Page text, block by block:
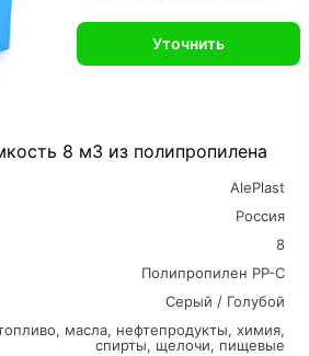
8 м3 из полипропилена
AlePlast
Россия
8
Полипропилен PP-C
Серый / Голубой
масла, нефтепродукты, химия,
спирты, щелочи, пищевые
Уточнить